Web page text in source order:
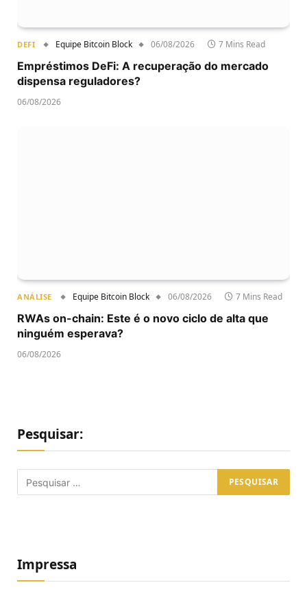
DEFI Equipe Bitcoin Block 06/08/2026 7 Mins Read
Empréstimos DeFi: A recuperação do mercado
dispensa reguladores?
06/08/2026
ANÁLISE Equipe Bitcoin Block 06/08/2026 7 Mins Read
RWAs on-chain: Este é o novo ciclo de alta que
ninguém esperava?
06/08/2026
Pesquisar:
Impressa